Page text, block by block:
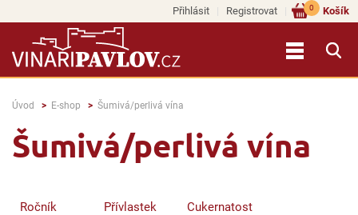
Přihlásit Registrovat Košík
0
Úvod E-shop Šumivá/perlivá vína
Šumivá/perlivá vína
Ročník Přívlastek Cukernatost